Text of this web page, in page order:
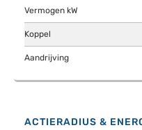
Vermogen kW
Koppel
Aandrijving
ACTIERADIUS &